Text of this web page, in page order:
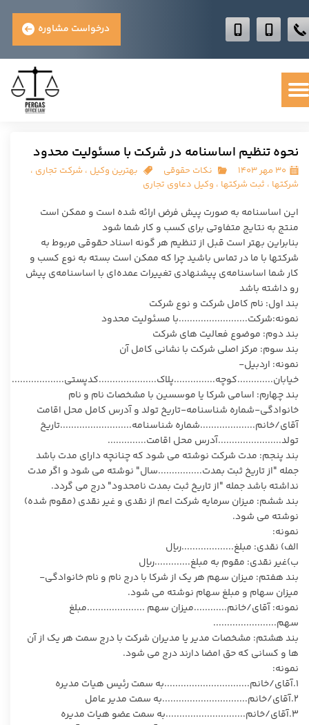
درخواست مشاوره
نحوه تنظیم اساسنامه در شرکت با مسئولیت محدود
۳۰ مهر ۱۴۰۳ نکات حقوقی بهترین وکیل ، شرکت تجاری ،
شرکتها ، ثبت شرکتها ، وکیل دعاوی تجاری
این اساسنامه‌ به صورت پیش فرض ارائه شده است و ممکن است
منتج به نتایج متفاوتی برای کسب و کار شما شود
بنابراین بهتر است قبل از تنظیم هر گونه اسناد حقوقی مربوط به
شرکتها با ما در تماس باشید چرا که ممکن است بسته به نوع کسب و
کار شما اساسنامه‌ی پیشنهادی تغییرات عمده‌ای با اساسنامه‌ی پیش
رو داشته باشد
بند اول: نام کامل شرکت و نوع شرکت
نمونه:شرکت.........................با مسئولیت محدود
بند دوم: موضوع فعالیت های شرکت
بند سوم: مرکز اصلی شرکت با نشانی کامل آن
نمونه: اردبیل-
خیابان.............کوچه...............پلاک.....................کدپستی...................
بند چهارم: اسامی شرکا یا موسسین با مشخصات نام و نام
خانوادگی-شماره شناسنامه-تاریخ تولد و آدرس کامل محل اقامت
آقای/خانم....................شماره شناسنامه..........................تاریخ
تولد.......................آدرس محل اقامت..............
بند پنجم: مدت شرکت نوشته می شود که چنانچه دارای مدت باشد
جمله "از تاریخ ثبت بمدت................سال" نوشته می شود و اگر مدت
نداشته باشد جمله "از تاریخ ثبت بمدت نامحدود" درج می گردد.
بند ششم: میزان سرمایه شرکت اعم از نقدی و غیر نقدی (مقوم شده)
نوشته می شود.
نمونه:
الف) نقدی: مبلغ...................ریال
ب)غیر نقدی: مقوم به مبلغ.............ریال
بند هفتم: میزان سهم هر یک از شرکا با درج نام و نام خانوادگی-
میزان سهام و مبلغ سهام نوشته می شود.
نمونه: آقای/خانم............میزان سهم .....................مبلغ
سهم.......................
بند هشتم: مشخصات مدیر یا مدیران شرکت با درج سمت هر یک از آن
ها و کسانی که حق امضا دارند درج می شود.
نمونه:
1.آقای/خانم...............................به سمت رئیس هیات مدیره
2.آقای/خانم...............................به سمت مدیر عامل
3.آقای/خانم.............................به سمت عضو هیات مدیره